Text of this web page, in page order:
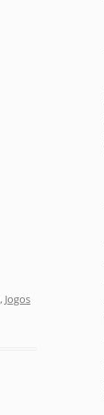
, Jogos